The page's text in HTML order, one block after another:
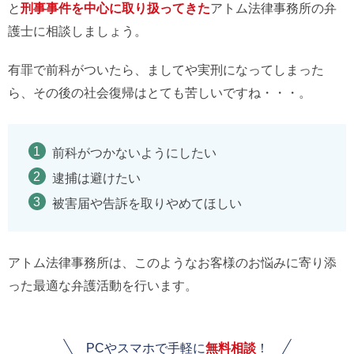
と刑事事件を中心に取り扱ってきたアトム法律事務所の弁
護士に相談しましょう。
有罪で前科がついたら、ましてや実刑になってしまった
ら、その後の社会復帰はとても苦しいですね・・・。
前科がつかないようにしたい
逮捕は避けたい
被害届や告訴を取りやめてほしい
アトム法律事務所は、このようなお客様のお悩みに寄り添
った最適な弁護活動を行います。
PCやスマホで手軽に無料相談！